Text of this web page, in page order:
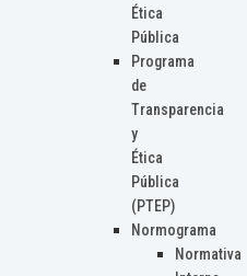
Ética
Pública
Programa
de
Transparencia
y
Ética
Pública
(PTEP)
Normograma
Normativa